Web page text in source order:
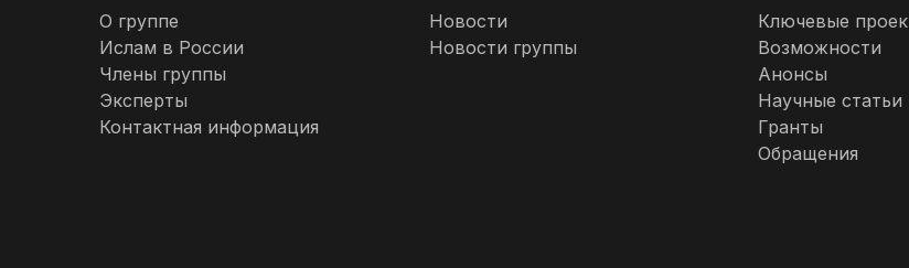
Марокко
Нигерия
О группе
Ислам в России
Члены группы
Эксперты
Контактная информация
Новости
Новости группы
Ключевые
Возможности
Анонсы
Научные статьи
Гранты
Обращения